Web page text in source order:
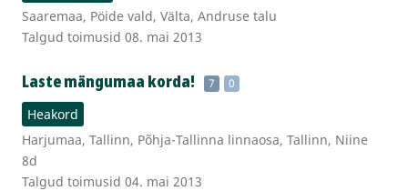
Saaremaa, Pöide vald, Välta, Andruse talu
Talgud toimusid 08. mai 2013
Laste mängumaa korda! 7 0
Heakord
Harjumaa, Tallinn, Põhja-Tallinna linnaosa, Tallinn, Niine
8d
Talgud toimusid 04. mai 2013